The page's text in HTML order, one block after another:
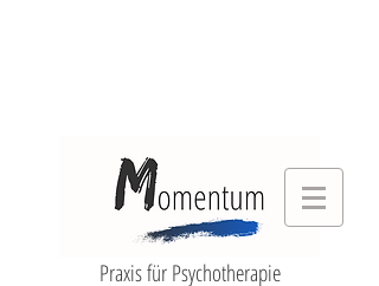
Praxis für Psychotherapie